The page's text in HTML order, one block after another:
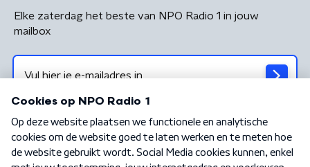
Elke zaterdag het beste van NPO Radio 1 in jouw
mailbox
Algemene voorwaarden